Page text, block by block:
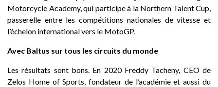
Motorcycle Academy, qui participe à la Northern Talent Cup,
passerelle entre les compétitions nationales de vitesse et
l’échelon international vers le MotoGP.
Avec Baltus sur tous les circuits du monde
Les résultats sont bons. En 2020 Freddy Tacheny, CEO de
Zelos Home of Sports, fondateur de l’académie et aussi du